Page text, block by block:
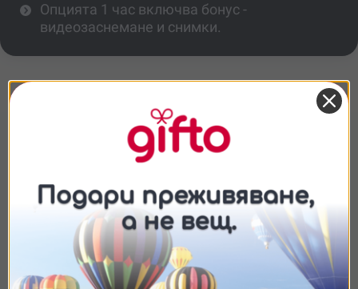
Опцията 1 час включва бонус -
видеозаснемане и снимки.
Повече информация
Подходящо ли е преживяването за деца
без никакъв опит?
Каква е минималната възраст за
участие?
Колко време продължава
преживяването?
Съгласие Подробности Относно
Ние използваме бисквитки. Използваме
бисквитки и подобни технологии, за да осигурим